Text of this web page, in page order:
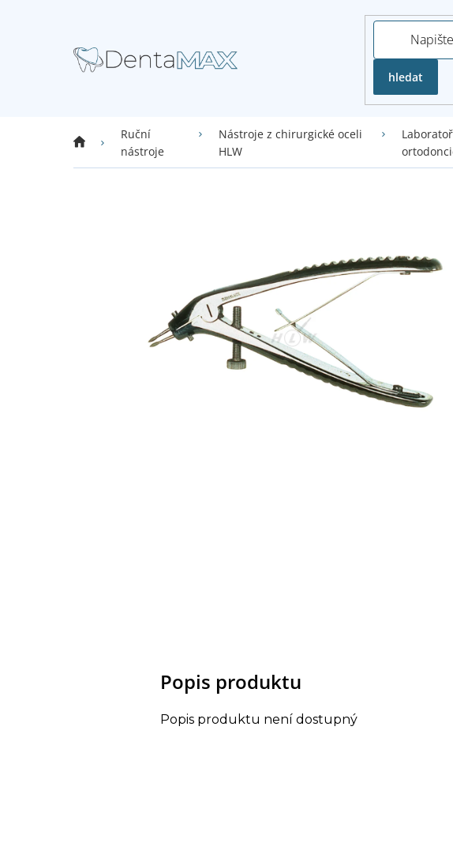
hledat
Domů
Ruční
nástroje
Nástroje z chirurgické oceli
HLW
Popis produktu
Popis produktu není dostupný